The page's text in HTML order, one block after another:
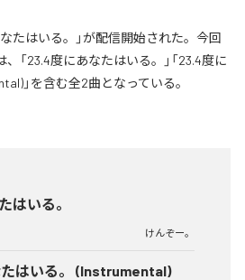
たはいる。」が配信開始された。今回
「23.4度にあなたはいる。」「23.4度に
」を含む全2曲となっている。
はいる。
けんぞー。
はいる。 (Instrumental)